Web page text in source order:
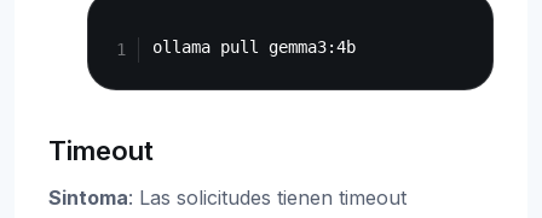
Timeout
Sintoma: Las solicitudes tienen timeout